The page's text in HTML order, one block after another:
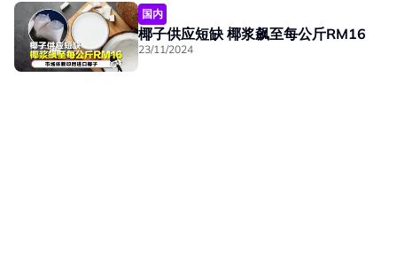
国内
椰子供应短缺 椰浆飙至每公斤RM16
23/11/2024